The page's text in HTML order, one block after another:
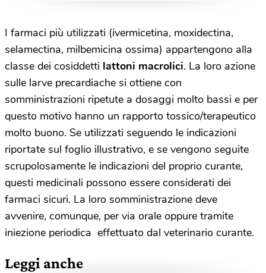
I farmaci più utilizzati (ivermicetina, moxidectina,
selamectina, milbemicina ossima) appartengono alla
classe dei cosiddetti lattoni macrolici. La loro azione
sulle larve precardiache si ottiene con
somministrazioni ripetute a dosaggi molto bassi e per
questo motivo hanno un rapporto tossico/terapeutico
molto buono. Se utilizzati seguendo le indicazioni
riportate sul foglio illustrativo, e se vengono seguite
scrupolosamente le indicazioni del proprio curante,
questi medicinali possono essere considerati dei
farmaci sicuri. La loro somministrazione deve
avvenire, comunque, per via orale oppure tramite
iniezione periodica effettuato dal veterinario curante.
Leggi anche